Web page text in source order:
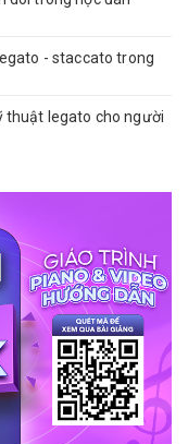
- staccato trong
thuật legato cho người